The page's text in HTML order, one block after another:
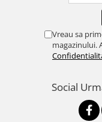
Vreau sa
magazinului.
Social